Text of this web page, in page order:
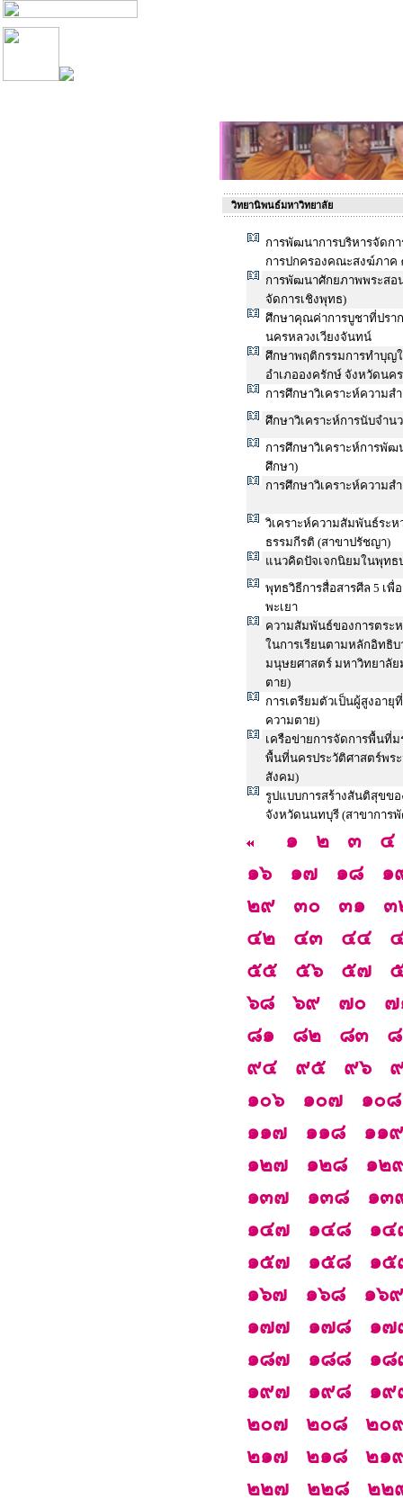
วิทยานิพนธ์มหาวิทยาลัย
การพัฒนาการบริหารจัดก
การปกครองคณะสงฆ์ภาค
การพัฒนาศักยภาพพระสอ
จัดการเชิงพุทธ)
ศึกษาคุณค่าการบูชาที่ปรา
นครหลวงเวียงจันทน์
ศึกษาพฤติกรรมการทำบุญ
อำเภอองครักษ์ จังหวัดนค
การศึกษาวิเคราะห์ความ
ศึกษาวิเคราะห์การนับจำ
การศึกษาวิเคราะห์การพั
ศึกษา)
การศึกษาวิเคราะห์ความ
วิเคราะห์ความสัมพันธ์ระ
ธรรมกีรติ (สาขาปรัชญา)
แนวคิดปัจเจกนิยมในพุทธ
พุทธวิธีการสื่อสารศีล 5 เ
พะเยา
ความสัมพันธ์ของการตระ
ในการเรียนตามหลักอิทธิ
มนุษยศาสตร์ มหาวิทยาลั
ตาย)
การเตรียมตัวเป็นผู้สูงอา
ความตาย)
เครือข่ายการจัดการพื้นที่
พื้นที่นครประวัติศาสตร์พร
สังคม)
รูปแบบการสร้างสันติสุขข
จังหวัดนนทบุรี (สาขาการ
๑ ๒ ๓
๔
๑๖
๑๗ ๑๘
๑
๒๙
๓๐ ๓๑
๓
๔๒
๔๓ ๔๔
๕๕
๕๖ ๕๗
๖๘
๖๙ ๗๐
๗
๘๑
๘๒ ๘๓
๙๔
๙๕ ๙๖
๑๐๖
๑๐๗
๑๐๘
๑๑๗
๑๑๘
๑๑๙
๑๒๗
๑๒๘
๑๒
๑๓๗
๑๓๘
๑๓
๑๔๗
๑๔๘
๑๔
๑๕๗
๑๕๘
๑๕
๑๖๗
๑๖๘
๑๖๙
๑๗๗
๑๗๘
๑๗
๑๘๗
๑๘๘
๑๘
๑๙๗
๑๙๘
๑๙
๒๐๗
๒๐๘
๒๐
๒๑๗
๒๑๘
๒๑
๒๒๗
๒๒๘
๒๒